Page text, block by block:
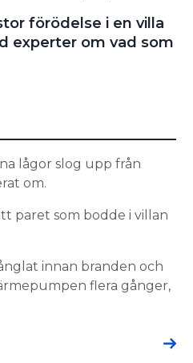
förödelse i en villa
experter om vad som
lågor slog upp från
om.
paret som bodde i villan
innan branden och
flera gånger,